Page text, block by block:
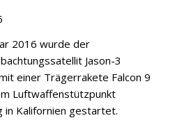
2016 wurde der
Jason-3
einer Trägerrakete Falcon 9
Luftwaffenstützpunkt
in Kalifornien gestartet.